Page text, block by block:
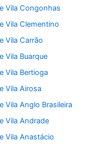
Vila Congonhas
Vila Clementino
Vila Carrão
Vila Buarque
Vila Bertioga
Vila Airosa
Vila Anglo Brasileira
Vila Andrade
Vila Anastácio